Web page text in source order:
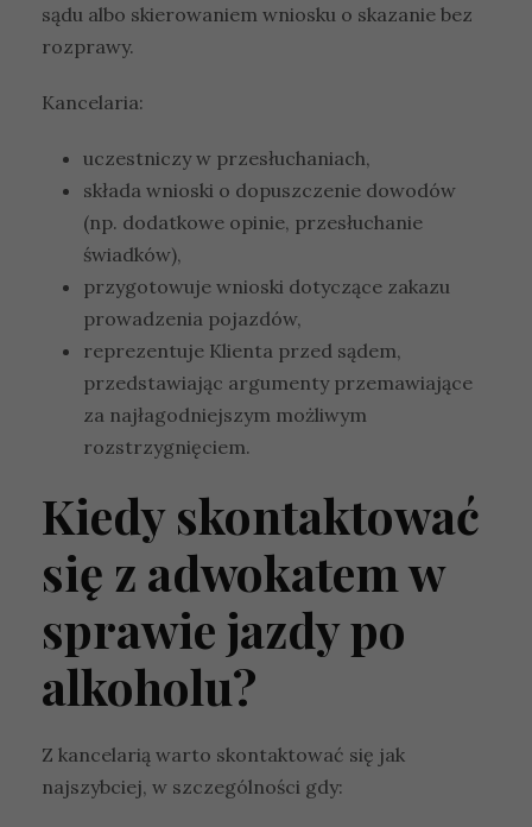
sądu albo skierowaniem wniosku o skazanie bez
rozprawy.
Kancelaria:
uczestniczy w przesłuchaniach,
składa wnioski o dopuszczenie dowodów
(np. dodatkowe opinie, przesłuchanie
świadków),
przygotowuje wnioski dotyczące zakazu
prowadzenia pojazdów,
reprezentuje Klienta przed sądem,
przedstawiając argumenty przemawiające
za najłagodniejszym możliwym
rozstrzygnięciem.
Kiedy skontaktować
się z adwokatem w
sprawie jazdy po
alkoholu?
Z kancelarią warto skontaktować się jak
najszybciej, w szczególności gdy: